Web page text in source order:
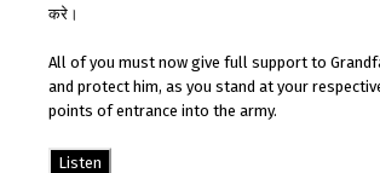
करे।
All of you must now give full support to
and protect him, as you stand at your
points of entrance into the army.
Listen